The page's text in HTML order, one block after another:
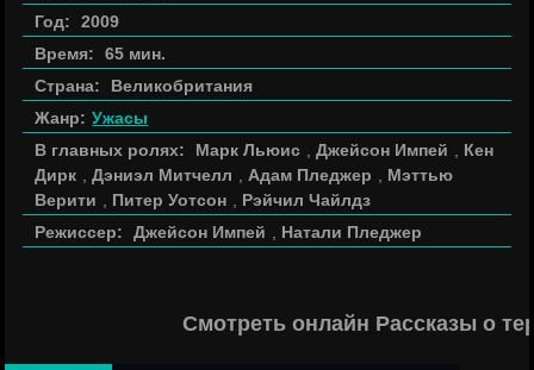
Год:
2009
Время:
65 мин.
Страна:
Великобритания
Жанр: Ужасы
В главных ролях:
Марк Льюис ,Джейсон Импей
Кен
Дирк
,Дэниэл Митчелл Адам Пледжер
Мэттью
Верити
Питер Уотсон
Рэйчил Чайлдз
Режиссер:
Джейсон Импей Натали Пледжер
Смотреть онлайн Рассказы о